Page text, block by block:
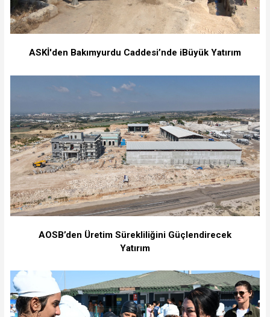
ASKİ'den Bakımyurdu Caddesi’nde iBüyük Yatırım
⁠AOSB’den Üretim Sürekliliğini Güçlendirecek
Yatırım